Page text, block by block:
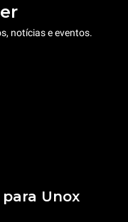
notícias e eventos.
Unox